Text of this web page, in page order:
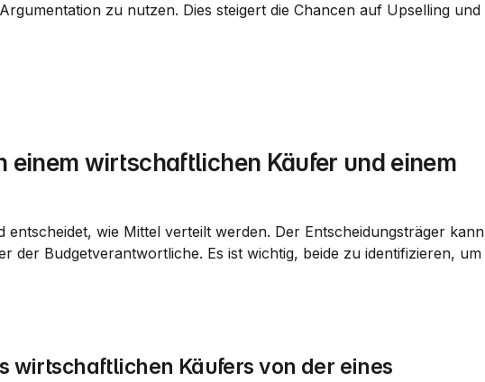
zu nutzen. Dies steigert die Chancen auf Upselling und
wirtschaftlichen Käufer und einem
wie Mittel verteilt werden. Der Entscheidungsträger kann
der Budgetverantwortliche. Es ist wichtig, beide zu identifizieren, um
wirtschaftlichen Käufers von der eines